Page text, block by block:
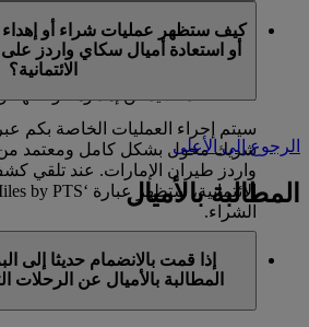
يستخدمون حسابا شخصيا في
الإمارات ولا تنطبق على حسابات
لا يمكن شراء أميال سكاي واردز
العائلة، كما لا يمكن إهداؤها أو نقلها أو
كيف ستظهر عمليات شراء أو إهداء
أو استعادة أميال سكاي واردز
الائتمانية؟
شريك مخول بشكل كامل ومعتمد
واردز طيران الإمارات. عند تلقي
الشراء.
يرجى زيارة هذهالصفحة للحصول
الرجوع إلى الأعلى
المطالبة بالأميال
إذا قمت بالانضمام حديثا إلى
المطالبة بالأميال عن الرحلات